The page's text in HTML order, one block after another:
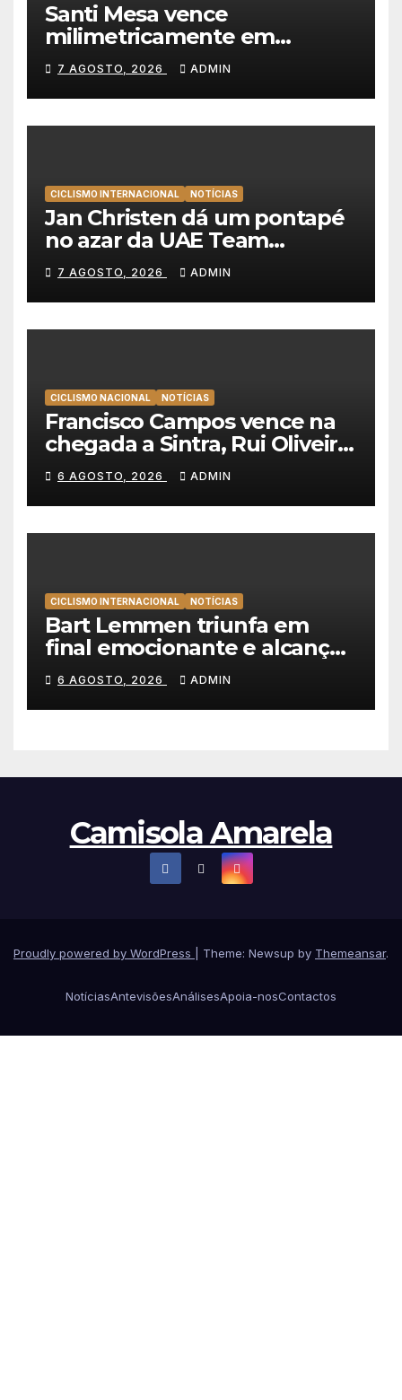
Santi Mesa vence
milimetricamente em
Albufeira, Rui Oliveira
mantém a amarela da Volta a
Portugal
7 AGOSTO, 2026 ADMIN
CICLISMO INTERNACIONAL NOTÍCIAS
Jan Christen dá um pontapé
no azar da UAE Team
Emirates e vence na Volta a
Polónia
7 AGOSTO, 2026 ADMIN
CICLISMO NACIONAL NOTÍCIAS
Francisco Campos vence na
chegada a Sintra, Rui Oliveira
veste de amarelo na Volta a
Portugal
6 AGOSTO, 2026 ADMIN
CICLISMO INTERNACIONAL NOTÍCIAS
Bart Lemmen triunfa em
final emocionante e alcança
a primeira vitória da carreira
na Volta à Polónia
6 AGOSTO, 2026 ADMIN
Camisola Amarela
Proudly powered by WordPress Theme: Newsup by Themeansar.
NotíciasAntevisõesAnálisesApoia-nosContactos